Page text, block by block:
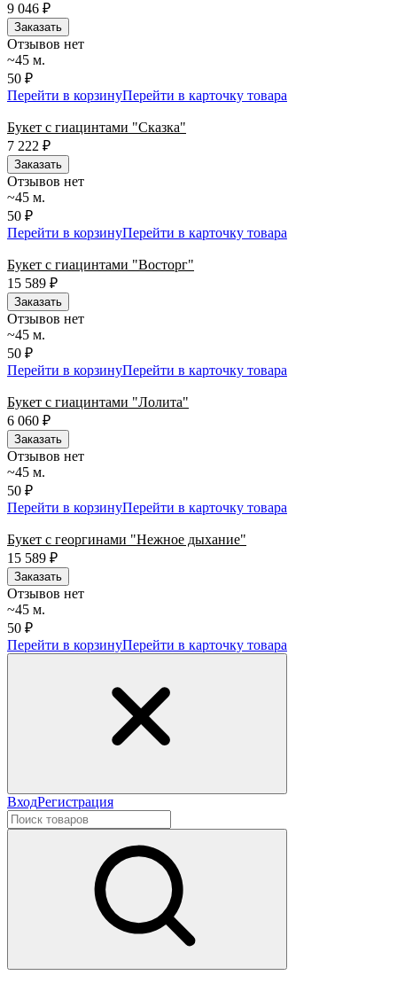
9 046 ₽
Заказать
Отзывов нет
~45 м.
50 ₽
Перейти в корзинуПерейти в карточку товара
Букет с гиацинтами "Сказка"
7 222 ₽
Заказать
Отзывов нет
~45 м.
50 ₽
Перейти в корзинуПерейти в карточку товара
Букет с гиацинтами "Восторг"
15 589 ₽
Заказать
Отзывов нет
~45 м.
50 ₽
Перейти в корзинуПерейти в карточку товара
Букет с гиацинтами "Лолита"
6 060 ₽
Заказать
Отзывов нет
~45 м.
50 ₽
Перейти в корзинуПерейти в карточку товара
Букет с георгинами "Нежное дыхание"
15 589 ₽
Заказать
Отзывов нет
~45 м.
50 ₽
Перейти в корзинуПерейти в карточку товара
ВходРегистрация